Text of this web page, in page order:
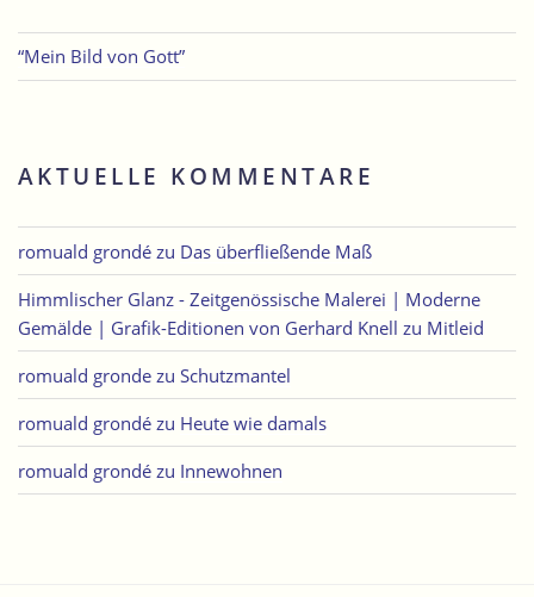
“Mein Bild von Gott”
AKTUELLE KOMMENTARE
romuald grondé zu Das überfließende Maß
Himmlischer Glanz - Zeitgenössische Malerei | Moderne
Gemälde | Grafik-Editionen von Gerhard Knell zu Mitleid
romuald gronde zu Schutzmantel
romuald grondé zu Heute wie damals
romuald grondé zu Innewohnen